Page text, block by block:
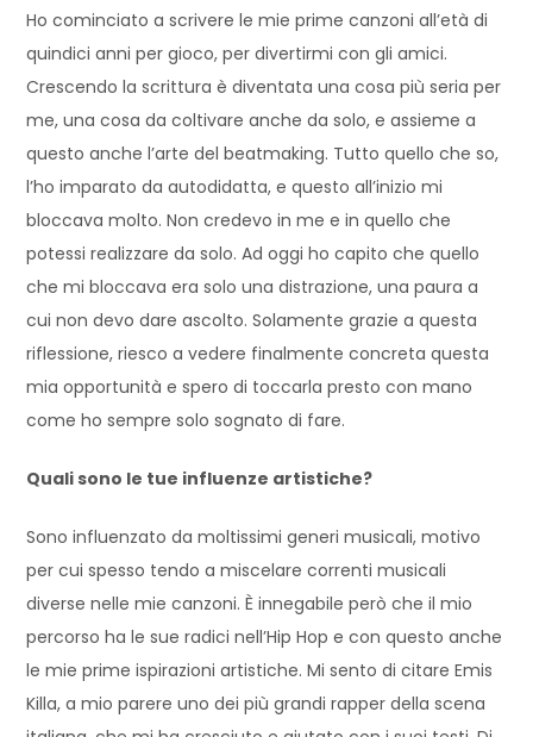
Ho cominciato a scrivere le mie prime canzoni all’età di
quindici anni per gioco, per divertirmi con gli amici.
Crescendo la scrittura è diventata una cosa più seria per
me, una cosa da coltivare anche da solo, e assieme a
questo anche l’arte del beatmaking. Tutto quello che so,
l’ho imparato da autodidatta, e questo all’inizio mi
bloccava molto. Non credevo in me e in quello che
potessi realizzare da solo. Ad oggi ho capito che quello
che mi bloccava era solo una distrazione, una paura a
cui non devo dare ascolto. Solamente grazie a questa
riflessione, riesco a vedere finalmente concreta questa
mia opportunità e spero di toccarla presto con mano
come ho sempre solo sognato di fare.
Quali sono le tue influenze artistiche?
Sono influenzato da moltissimi generi musicali, motivo
per cui spesso tendo a miscelare correnti musicali
diverse nelle mie canzoni. È innegabile però che il mio
percorso ha le sue radici nell’Hip Hop e con questo anche
le mie prime ispirazioni artistiche. Mi sento di citare Emis
Killa, a mio parere uno dei più grandi rapper della scena